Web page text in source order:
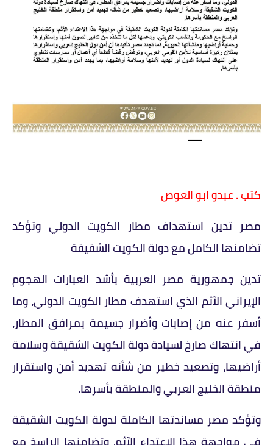
كتب . عبدو ابو العوص
مصر تدين استهداف مطار الكويت الدولي وتؤكد
تضامنها الكامل مع دولة الكويت الشقيقة
تدين جمهورية مصر العربية بأشد العبارات الهجوم
الإيراني الآثم الذي استهدف مطار الكويت الدولي، وما
أسفر عنه من إصابات وأضرار جسيمة بمرافق المطار،
في انتهاك صارخ لسيادة دولة الكويت الشقيقة وسلامة
أراضيها، وتصعيد خطير من شأنه تهديد أمن واستقرار
منطقة الخليج العربي والمنطقة بأسرها.
وتؤكد مصر مساندتها الكاملة لدولة الكويت الشقيقة